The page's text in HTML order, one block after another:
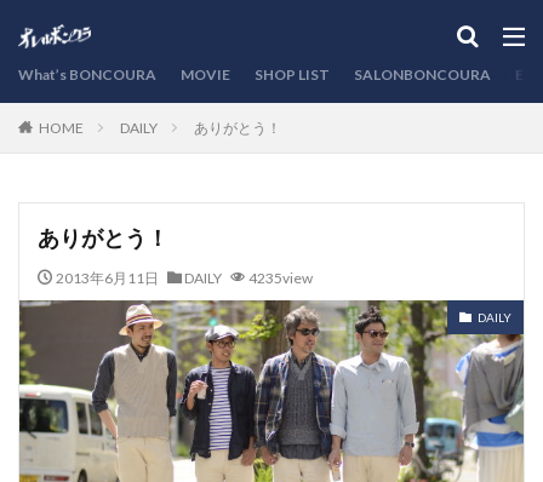
What’s BONCOURA MOVIE SHOP LIST SALONBONCOURA
HOME DAILY ありがとう！
ありがとう！
2013年6月11日 DAILY 4235view
DAILY
カテゴリー
検索